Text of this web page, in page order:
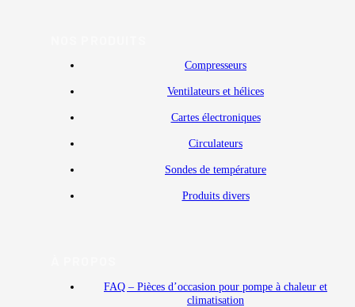
Compresseurs
Ventilateurs et hélices
Cartes électroniques
Circulateurs
Sondes de température
Produits divers
FAQ – Pièces d’occasion pour pompe à chaleur et
climatisation